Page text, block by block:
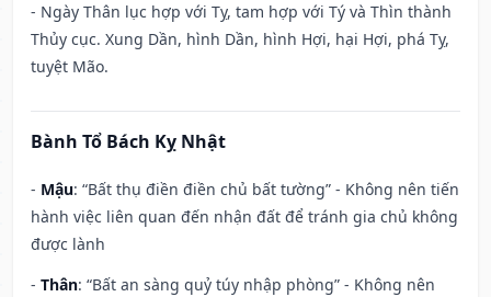
- Ngày Thân lục hợp với Tỵ, tam hợp với Tý và Thìn thành
Thủy cục. Xung Dần, hình Dần, hình Hợi, hại Hợi, phá Tỵ,
tuyệt Mão.
Bành Tổ Bách Kỵ Nhật
- Mậu: “Bất thụ điền điền chủ bất tường” - Không nên tiến
hành việc liên quan đến nhận đất để tránh gia chủ không
được lành
- Thân: “Bất an sàng quỷ túy nhập phòng” - Không nên